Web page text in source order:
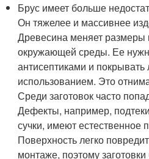
Брус имеет больше
Он тяжелее и массивнее
Древесина меняет размеры
окружающей среды. Ее
антисептиками и
использованием. Это
Среди заготовок часто
Дефекты, например,
сучки, имеют естественное
Поверхность легко
монтаже, поэтому